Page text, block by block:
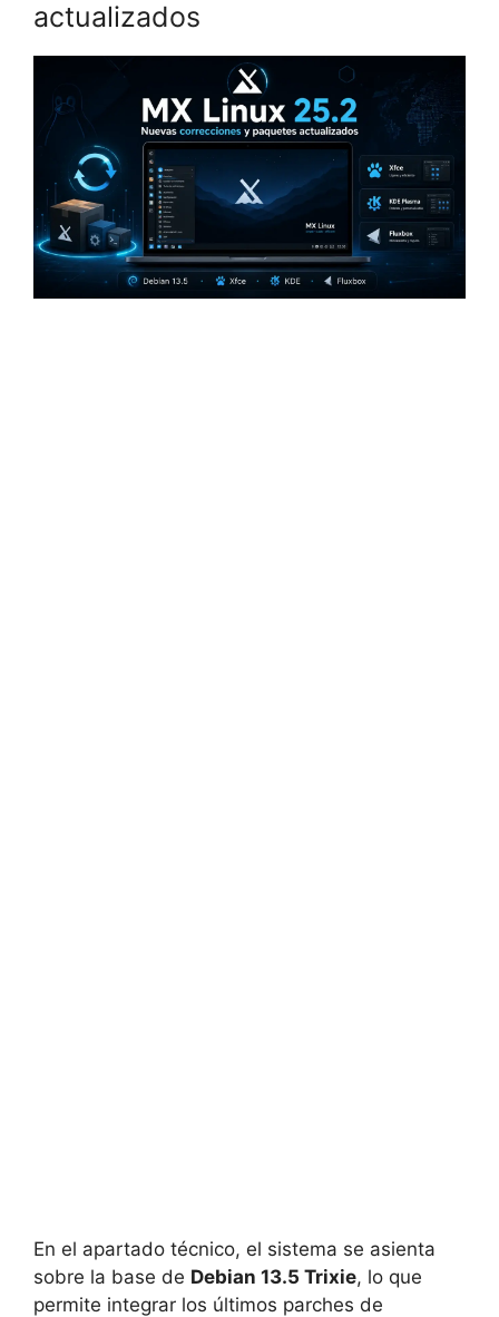
actualizados
En el apartado técnico, el sistema se asienta
sobre la base de Debian 13.5 Trixie, lo que
permite integrar los últimos parches de